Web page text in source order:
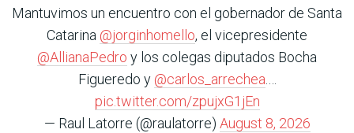
Mantuvimos un encuentro con el gobernador de Santa
Catarina @jorginhomello, el vicepresidente
@AllianaPedro y los colegas diputados Bocha
Figueredo y @carlos_arrechea
pic.twitter.com/zpujxG1jEn
— Raul Latorre (@raulatorre) August 8, 2026